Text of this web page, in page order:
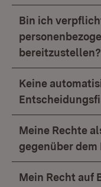
Bin ich
bereitzustellen?
Keine
Meine Rechte
gegenüber
Mein Recht auf